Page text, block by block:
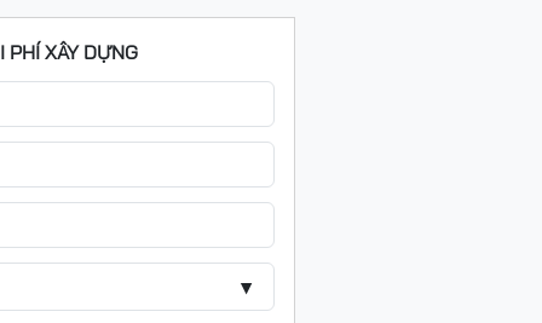
PHÍ XÂY DỰNG
▼